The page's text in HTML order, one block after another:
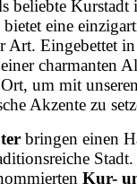
beliebte Kurstadt
eine
Art. Eingebettet
charmanten
um mit unseren
Akzente zu
bringen einen
Kur-